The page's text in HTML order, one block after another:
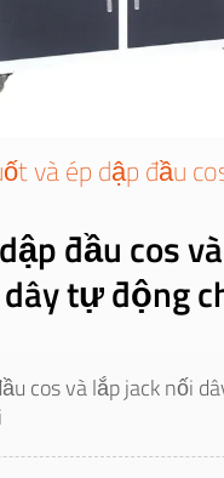
và ép dập đầu
đầu cos
tự động
cos và lắp jack nối